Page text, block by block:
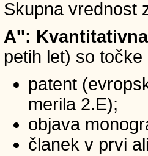
Skupna vrednost
A'':
petih let) so
patent
merila 2.E);
objava
članek v prvi